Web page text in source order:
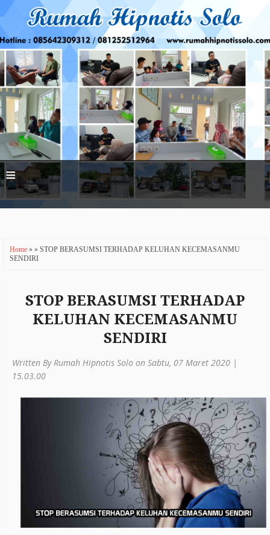
≡
Home » » STOP BERASUMSI TERHADAP KELUHAN KECEMASANMU
SENDIRI
STOP BERASUMSI TERHADAP
KELUHAN KECEMASANMU
SENDIRI
Written By Rumah Hipnotis Solo on Sabtu, 07 Maret 2020 |
15.03.00